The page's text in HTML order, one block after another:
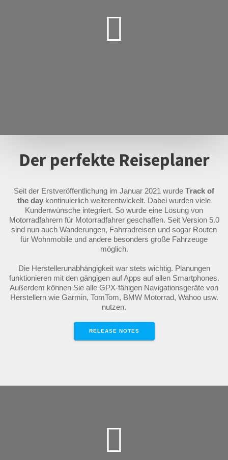
Der perfekte Reiseplaner
Seit der Erstveröffentlichung im Januar 2021 wurde Track of
the day kontinuierlich weiterentwickelt. Dabei wurden viele
Kundenwünsche integriert. So wurde eine Lösung von
Motorradfahrern für Motorradfahrer geschaffen. Seit Version 5.0
sind nun auch Wanderungen, Fahrradreisen und sogar Routen
für Wohnmobile und andere besonders große Fahrzeuge
möglich.
Die Herstellerunabhängigkeit war stets wichtig. Planungen
funktionieren mit den gängigen auf Apps auf allen Smartphones.
Außerdem können Sie alle GPX-fähigen Navigationsgeräte von
Herstellern wie Garmin, TomTom, BMW Motorrad, Wahoo usw.
nutzen.
RELEASE NOTES